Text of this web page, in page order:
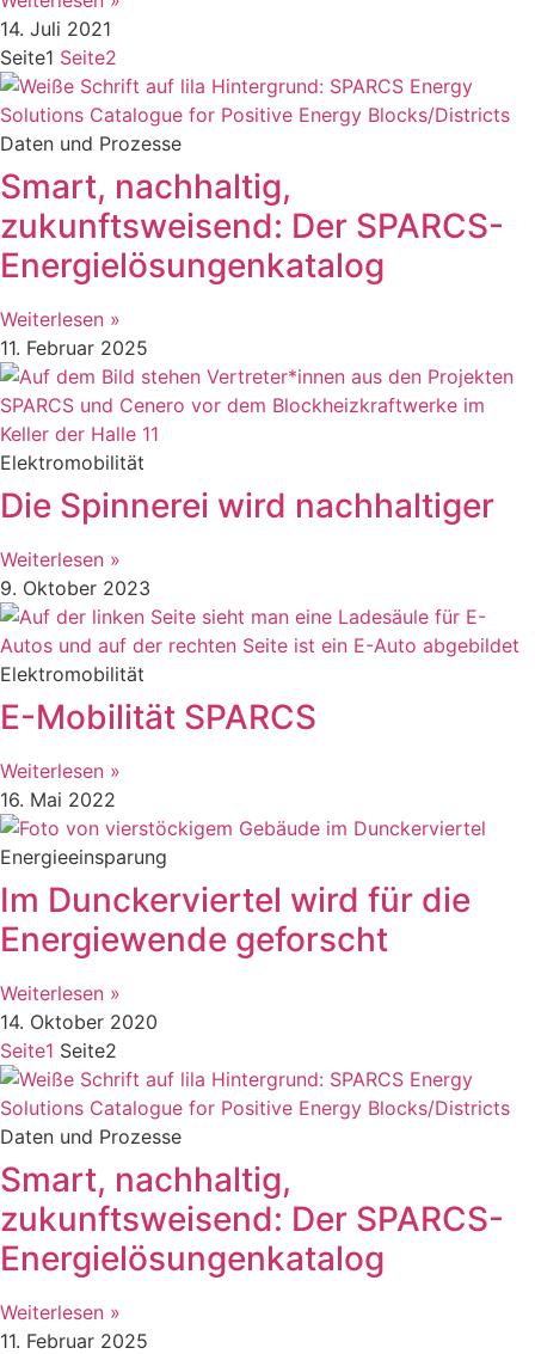
14. Juli 2021
Seite1 Seite2
Daten und Prozesse
Smart, nachhaltig,
zukunftsweisend: Der SPARCS-
Energielösungenkatalog
Weiterlesen »
11. Februar 2025
Elektromobilität
Die Spinnerei wird nachhaltiger
Weiterlesen »
9. Oktober 2023
Elektromobilität
E-Mobilität SPARCS
Weiterlesen »
16. Mai 2022
Energieeinsparung
Im Dunckerviertel wird für die
Energiewende geforscht
Weiterlesen »
14. Oktober 2020
Seite1 Seite2
Daten und Prozesse
Smart, nachhaltig,
zukunftsweisend: Der SPARCS-
Energielösungenkatalog
Weiterlesen »
11. Februar 2025